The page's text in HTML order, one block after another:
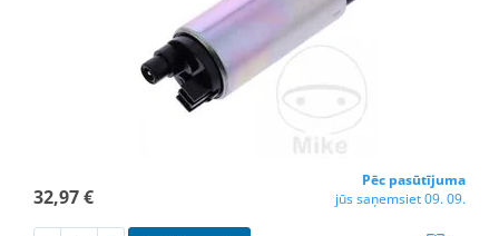
32,97 €
Pēc pasūtījuma
jūs saņemsiet 09. 09.